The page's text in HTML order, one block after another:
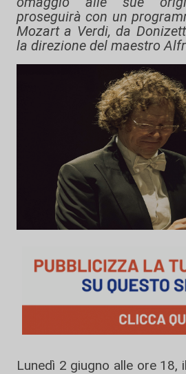
proseguirà con un
Mozart a Verdi, da
la direzione del maestro
Lunedì 2 giugno alle ore 18,